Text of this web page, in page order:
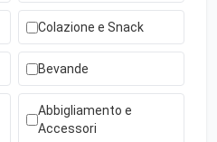
Colazione e Snack
Bevande
Abbigliamento e
Accessori